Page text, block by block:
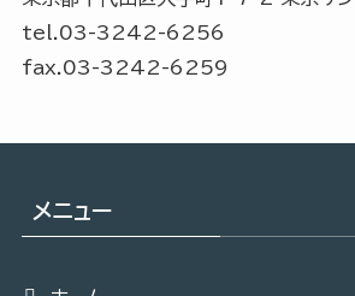
tel.03-3242-6256
fax.03-3242-6259
メニュー